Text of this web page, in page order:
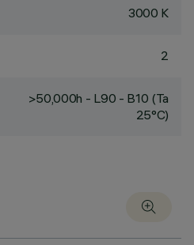
3000 K
2
>50,000h - L90 - B10 (Ta
25°C)